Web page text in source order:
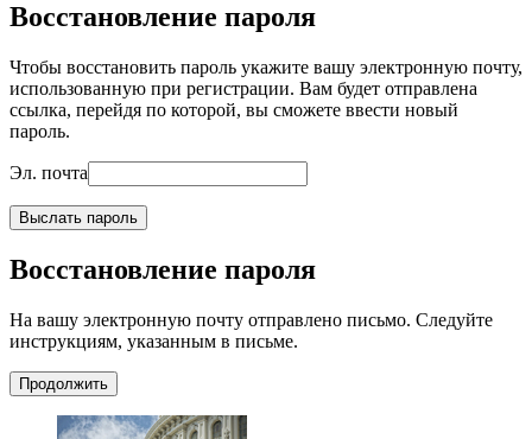
Восстановление пароля
Чтобы восстановить пароль укажите вашу электронную почту,
использованную при регистрации. Вам будет отправлена
ссылка, перейдя по которой, вы сможете ввести новый
пароль.
Эл. почта
Выслать пароль
Восстановление пароля
На вашу электронную почту отправлено письмо. Следуйте
инструкциям, указанным в письме.
Продолжить